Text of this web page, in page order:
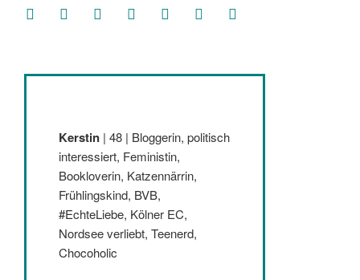
facebooksoundcloud
twitter mastodoninstagramthreads goodreads
Kerstin | 48 | Bloggerin, politisch
interessiert, Feministin,
Bookloverin, Katzennärrin,
Frühlingskind, BVB,
#EchteLiebe, Kölner EC,
Nordsee verliebt, Teenerd,
Chocoholic